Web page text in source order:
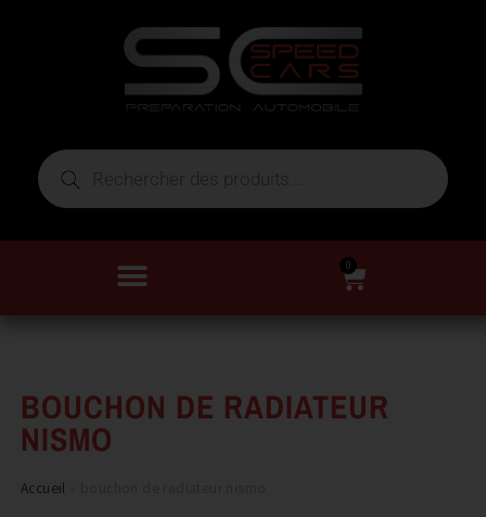
0
BOUCHON DE RADIATEUR
NISMO
Accueil